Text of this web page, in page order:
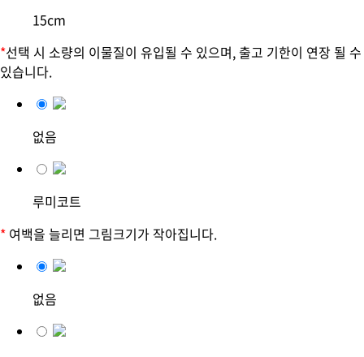
15cm
*선택 시 소량의 이물질이 유입될 수 있으며, 출고 기한이 연장 될 수
있습니다.
없음
루미코트
* 여백을 늘리면 그림크기가 작아집니다.
없음